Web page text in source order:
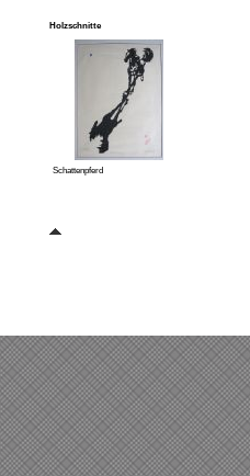
Holzschnitte
Schattenpferd